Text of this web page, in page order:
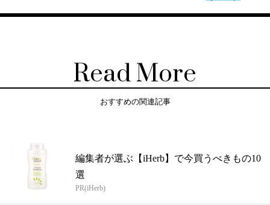
Read More
おすすめの関連記事
編集者が選ぶ【iHerb】で今買うべきもの10
選
PR(iHerb)